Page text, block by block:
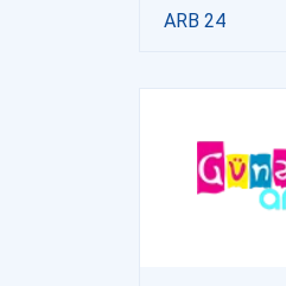
ARB 24